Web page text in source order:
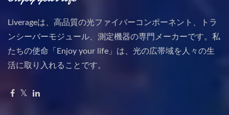
Liverageは、高品質の光ファイバーコンポーネント、トラ
ンシーバーモジュール、測定機器の専門メーカーです。私
たちの使命「Enjoy your life」は、光の広帯域を人々の生
活に取り入れることです。